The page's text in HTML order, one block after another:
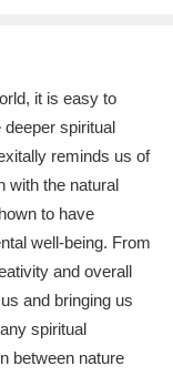
it is easy to
spiritual
reminds us of
with the natural
to have
well-being. From
and overall
and bringing us
spiritual
between nature